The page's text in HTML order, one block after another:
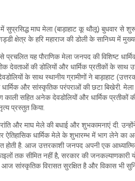
सुप्रसिद्ध माघ मेला (बाड़ाहाट कू थौलू) बुधवार से
क्षेत्र के हरि महाराज की डोली के सानिध्य में
प्रचलित यह पौराणिक मेला जनपद की विशिष्ट
देवताओं की डोलियों और धार्मिक प्रतीकों के साथ
के साथ स्थानीय ग्रामीणों ने बाड़ाहाट
और सांस्कृतिक परंपराओं की छटा बिखेरी. मेला
काली सहित अनेक देवडोलियों और धार्मिक प्रतीकों
प्रस्तुत किया.
और माघ मेले की बधाई और शुभकामनाएं दी.
ऐतिहासिक धार्मिक मेले के शुभारम्भ में भाग लेने
है. आज उत्तरकाशी जनपद अपनी एक
तक सीमित नहीं है, सरकार की
सांस्कृतिक विरासत सुरक्षित है और विकास भी